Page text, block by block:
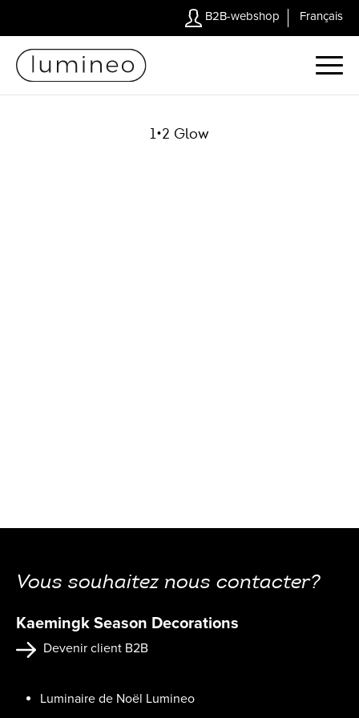
B2B-webshop Français
1•2 Glow
Vous souhaitez nous contacter?
Kaemingk Season Decorations
Devenir client B2B
Luminaire de Noël Lumineo